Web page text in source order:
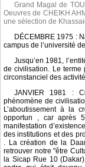
Grand Magal de
Oeuvres de CHEIKH
une sélection de
DÉCEMBRE 1975 :
campus de l’université
Jusqu’en 1981,
de civilisation. Le terme
circonstanciel des
JANVIER 1981 :
phénomène de
L’aboutissement à la
opportun , car après
manifestation
des institutions et des
. La création de la
retrouver notre "être
la Sicap Rue 10